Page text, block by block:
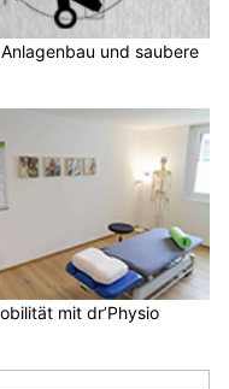
und saubere
mit dr’Physio